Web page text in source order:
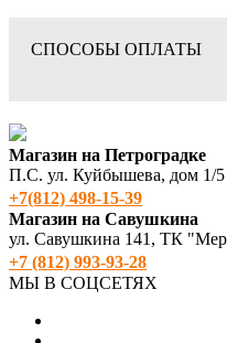
СПОСОБЫ ОПЛАТЫ
Магазин на Петроградке
П.С. ул. Куйбышева, дом 1/5
+7(812) 498‑15-39
Магазин на Савушкина
ул. Савушкина 141, ТК
+7 (812) 993-93-28
МЫ В СОЦСЕТЯХ